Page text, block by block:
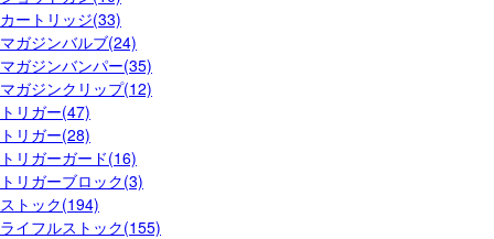
カートリッジ(33)
マガジンバルブ(24)
マガジンバンパー(35)
マガジンクリップ(12)
トリガー(47)
トリガー(28)
トリガーガード(16)
トリガーブロック(3)
ストック(194)
ライフルストック(155)